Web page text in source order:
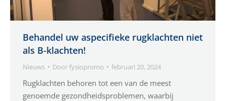
Behandel uw aspecifieke rugklachten niet
als B-klachten!
Nieuws Doorfysiopromo februari 20, 2024
Rugklachten behoren tot een van de meest
genoemde gezondheidsproblemen, waarbij